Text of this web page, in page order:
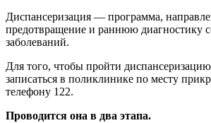
Диспансеризация — программа,
предотвращение и раннюю диагностику
заболеваний.
Для того, чтобы пройти
записаться в поликлинике по месту
телефону 122.
Проводится она в два этапа.